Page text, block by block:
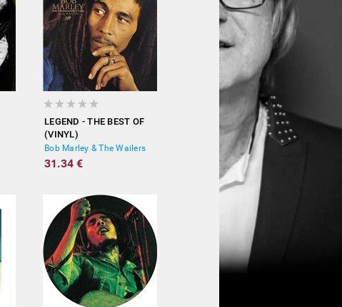
LEGEND - THE BEST OF
(VINYL)
Bob Marley & The Wailers
31.34 €